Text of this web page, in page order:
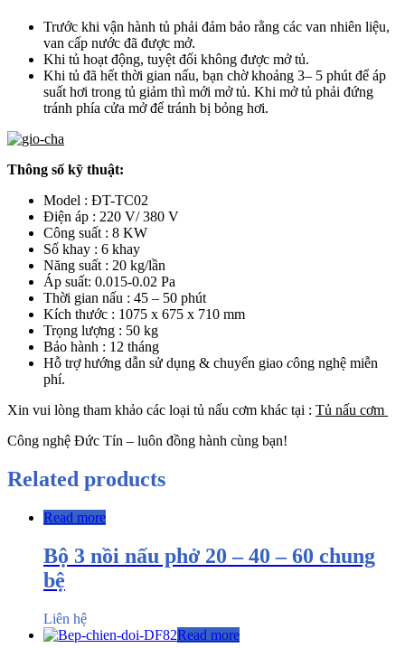
Trước khi vận hành tủ phải đảm bảo rằng các van nhiên liệu,
van cấp nước đã được mở.
Khi tủ hoạt động, tuyệt đối không được mở tủ.
Khi tủ đã hết thời gian nấu, bạn chờ khoảng 3– 5 phút để áp
suất hơi trong tủ giảm thì mới mở tủ. Khi mở tủ phải đứng
tránh phía cửa mở để tránh bị bỏng hơi.
Thông số kỹ thuật:
Model : ĐT-TC02
Điện áp : 220 V/ 380 V
Công suất : 8 KW
Số khay : 6 khay
Năng suất : 20 kg/lần
Áp suất: 0.015-0.02 Pa
Thời gian nấu : 45 – 50 phút
Kích thước : 1075 x 675 x 710 mm
Trọng lượng : 50 kg
Bảo hành : 12 tháng
Hỗ trợ hướng dẫn sử dụng & chuyển giao công nghệ miễn
phí.
Xin vui lòng tham khảo các loại tủ nấu cơm khác tại : Tủ nấu cơm
Công nghệ Đức Tín – luôn đồng hành cùng bạn!
Related products
Read more
Bộ 3 nồi nấu phở 20 – 40 – 60 chung
bệ
Liên hệ
Read more